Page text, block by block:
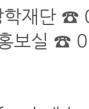
학재단
보실 ☎